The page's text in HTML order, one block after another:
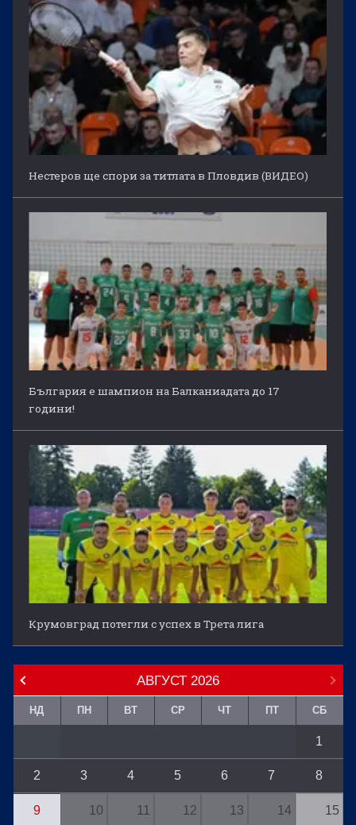
Нестеров ще спори за титлата в Пловдив (ВИДЕО)
България е шампион на Балканиадата до 17
години!
Крумовград потегли с успех в Трета лига
АВГУСТ 2026
НД ПН ВТ СР ЧТ ПТ СБ
1
2 3 4 5 6 7 8
9 10 11 12 13 14 15